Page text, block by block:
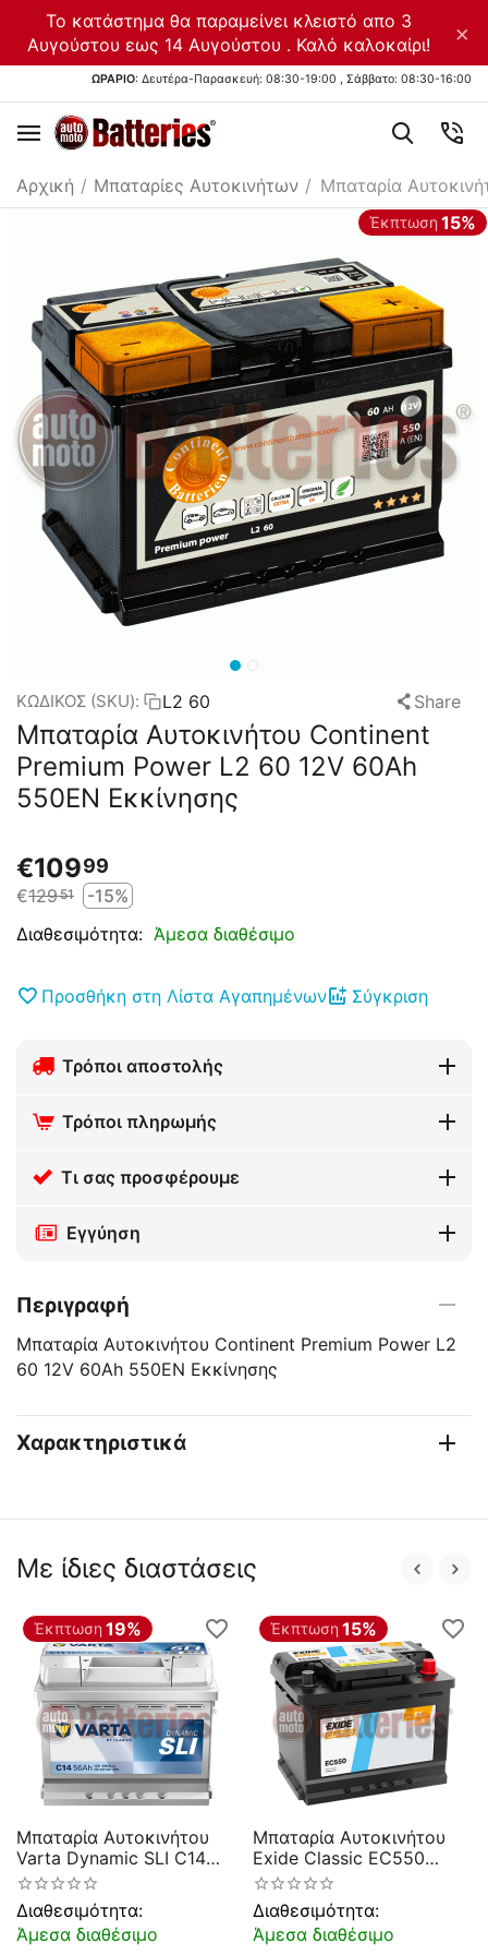
Το κατάστημα θα παραμείνει κλειστό απο 3
Αυγούστου εως 14 Αυγούστου . Καλό καλοκαίρι!
×
ΩΡΑΡΙΟ: Δευτέρα-Παρασκευή: 08:30-19:00 , Σάββατο: 08:30-16:00
Αρχική / Μπαταρίες Αυτοκινήτων / Μπαταρία
Έκπτωση 15%
ΚΩΔΙΚΟΣ (SKU): L2 60 Share
Μπαταρία Αυτοκινήτου Continent
Premium Power L2 60 12V 60Ah
550EN Εκκίνησης
€10999
€12951
-15%
Διαθεσιμότητα: Άμεσα διαθέσιμο
Προσθήκη στη Λίστα Αγαπημένων Σύγκριση
Τρόποι αποστολής
Τρόποι πληρωμής
Τι σας προσφέρουμε
Εγγύηση
Περιγραφή
Μπαταρία Αυτοκινήτου Continent Premium Power L2
60 12V 60Ah 550EN Εκκίνησης
Χαρακτηριστικά
Με ίδιες διαστάσεις
Έκπτωση 19%
Μπαταρία Αυτοκινήτου
Varta Dynamic SLI C14
12V 56AH 480EN A
Εκκίνησης
Διαθεσιμότητα:
Άμεσα διαθέσιμο
Έκπτωση 15%
Μπαταρία Αυτοκινήτου
Exide Classic EC550
55AH 460EN Α Εκκίνησης
Διαθεσιμότητα:
Άμεσα διαθέσιμο